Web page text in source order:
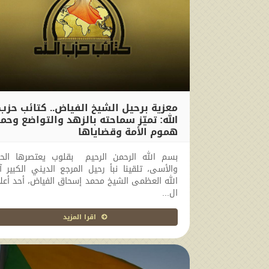
معزية برحيل الشيخ الفياض.. كتائب
الله: تميّز سماحته بالزهد والتواضع
هموم الأمة وقضاياها
2026-06-04 20:33:00
بسم الله الرحمن الرحيم بقلوب يعتصرها
والأسى، تلقينا نبأ رحيل المرجع الديني الكبير
الله العظمى الشيخ محمد إسحاق الفياض، أحد
ال...
اقرا المزيد